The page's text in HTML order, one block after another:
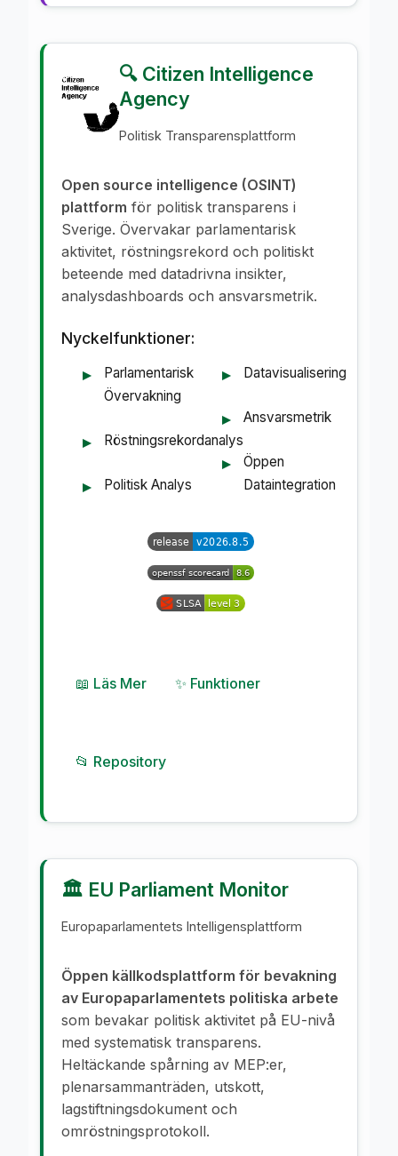
🔍 Citizen Intelligence
Agency
Politisk Transparensplattform
Open source intelligence (OSINT)
plattform för politisk transparens i
Sverige. Övervakar parlamentarisk
aktivitet, röstningsrekord och politiskt
beteende med datadrivna insikter,
analysdashboards och ansvarsmetrik.
Nyckelfunktioner:
Parlamentarisk
Övervakning
Röstningsrekordanalys
Politisk Analys
Datavisualisering
Ansvarsmetrik
Öppen
Dataintegration
📖 Läs Mer ✨ Funktioner
📂 Repository
🏛️ EU Parliament Monitor
Europaparlamentets Intelligensplattform
Öppen källkodsplattform för bevakning
av Europaparlamentets politiska arbete
som bevakar politisk aktivitet på EU-nivå
med systematisk transparens.
Heltäckande spårning av MEP:er,
plenarsammanträden, utskott,
lagstiftningsdokument och
omröstningsprotokoll.